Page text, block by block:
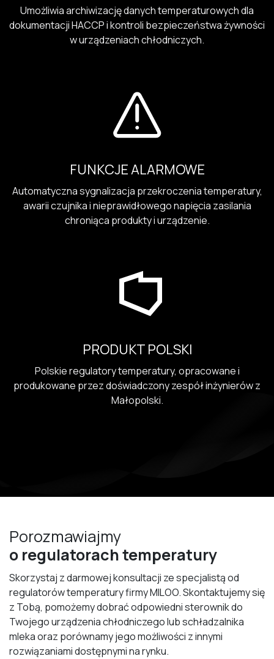
Umożliwia archiwizację danych temperaturowych dla
dokumentacji HACCP i kontroli bezpieczeństwa żywności
w urządzeniach chłodniczych.
FUNKCJE ALARMOWE
Automatyczna sygnalizacja przekroczenia temperatury,
awarii czujnika i nieprawidłowego napięcia zasilania
chroniąca produkty i urządzenie.
PRODUKT POLSKI
Polskie regulatory temperatury, opracowane i
produkowane przez doświadczony zespół inżynierów z
Małopolski.
Porozmawiajmy
o regulatorach temperatury
Skorzystaj z darmowej konsultacji ze specjalistą od
regulatorów temperatury firmy MILOO. Skontaktujemy się
z Tobą, pomożemy dobrać odpowiedni sterownik do
Twojego urządzenia chłodniczego lub schładzalnika
mleka oraz porównamy jego możliwości z innymi
rozwiązaniami dostępnymi na rynku.